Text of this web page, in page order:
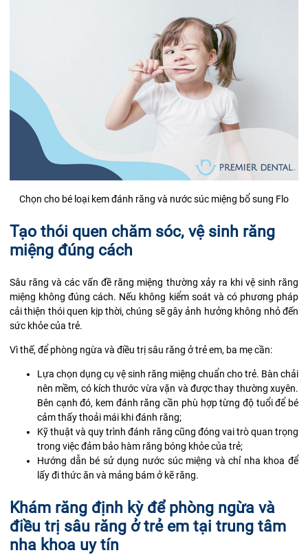
Chọn cho bé loại kem đánh răng và nước súc miệng bổ sung Flo
Tạo thói quen chăm sóc, vệ sinh răng
miệng đúng cách
Sâu răng và các vấn đề răng miệng thường xảy ra khi vệ sinh răng
miệng không đúng cách. Nếu không kiểm soát và có phương pháp
cải thiện thói quen kịp thời, chúng sẽ gây ảnh hưởng không nhỏ đến
sức khỏe của trẻ.
Vì thế, để phòng ngừa và điều trị sâu răng ở trẻ em, ba mẹ cần:
Lựa chọn dụng cụ vệ sinh răng miệng chuẩn cho trẻ. Bàn chải
nên mềm, có kích thước vừa vặn và được thay thường xuyên.
Bên cạnh đó, kem đánh răng cần phù hợp từng độ tuổi để bé
cảm thấy thoải mái khi đánh răng;
Kỹ thuật và quy trình đánh răng cũng đóng vai trò quan trọng
trong việc đảm bảo hàm răng bóng khỏe của trẻ;
Hướng dẫn bé sử dụng nước súc miệng và chỉ nha khoa để
lấy đi thức ăn và mảng bám ở kẽ răng.
Khám răng định kỳ để phòng ngừa và
điều trị sâu răng ở trẻ em tại trung tâm
nha khoa uy tín